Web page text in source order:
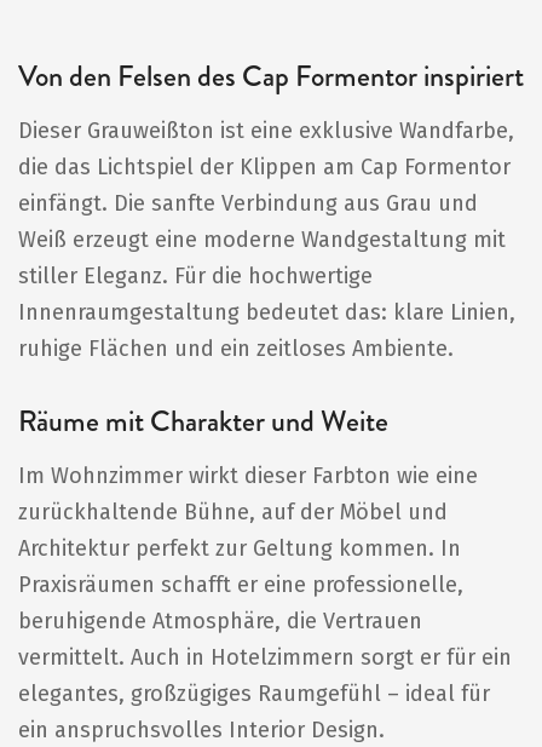
Von den Felsen des Cap Formentor inspiriert
Dieser Grauweißton ist eine exklusive Wandfarbe,
die das Lichtspiel der Klippen am Cap Formentor
einfängt. Die sanfte Verbindung aus Grau und
Weiß erzeugt eine moderne Wandgestaltung mit
stiller Eleganz. Für die hochwertige
Innenraumgestaltung bedeutet das: klare Linien,
ruhige Flächen und ein zeitloses Ambiente.
Räume mit Charakter und Weite
Im Wohnzimmer wirkt dieser Farbton wie eine
zurückhaltende Bühne, auf der Möbel und
Architektur perfekt zur Geltung kommen. In
Praxisräumen schafft er eine professionelle,
beruhigende Atmosphäre, die Vertrauen
vermittelt. Auch in Hotelzimmern sorgt er für ein
elegantes, großzügiges Raumgefühl – ideal für
ein anspruchsvolles Interior Design.